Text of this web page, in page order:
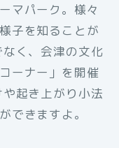
マパーク。様々
子を知ることが
く、会津の文化
ーナー」を開催
起き上がり小法
できますよ。